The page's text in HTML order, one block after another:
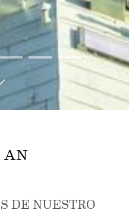
04 05 06
AN
DE NUESTRO